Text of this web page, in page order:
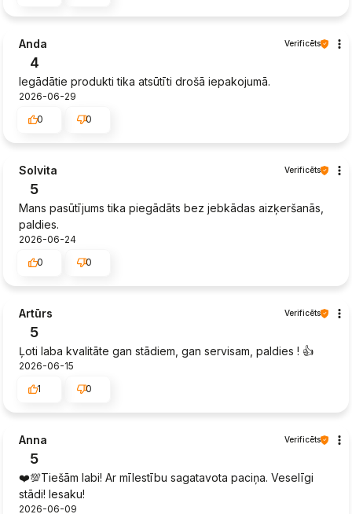
Anda Verificēts
4
Iegādātie produkti tika atsūtīti drošā iepakojumā.
2026-06-29
0
0
Solvita Verificēts
5
Mans pasūtījums tika piegādāts bez jebkādas aizķeršanās,
paldies.
2026-06-24
0
0
Artūrs Verificēts
5
Ļoti laba kvalitāte gan stādiem, gan servisam, paldies ! 👍️
2026-06-15
1
0
Anna Verificēts
5
❤️💯Tiešām labi! Ar mīlestību sagatavota paciņa. Veselīgi
stādi! Iesaku!
2026-06-09